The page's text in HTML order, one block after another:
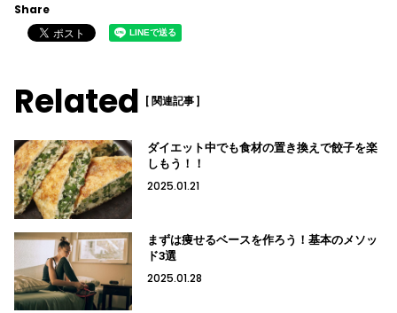
Share
Related [ 関連記事 ]
ダイエット中でも食材の置き換えで餃子を楽
しもう！！
2025.01.21
まずは痩せるベースを作ろう！基本のメソッ
ド3選
2025.01.28